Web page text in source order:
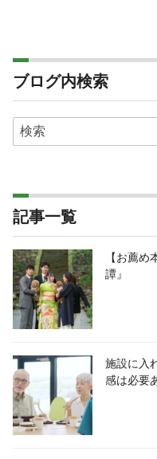
ブログ内検索
記事一覧
【お薦
譚』
施設に入
感は必要